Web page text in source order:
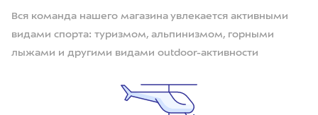
Вся команда нашего магазина увлекается активными
видами спорта: туризмом, альпинизмом, горными
лыжами и другими видами outdoor-активности